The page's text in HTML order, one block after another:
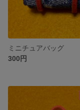
ミニチュアバッグ
300円